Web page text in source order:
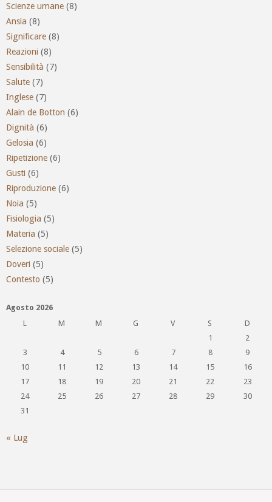
Scienze umane (8)
Ansia (8)
Significare (8)
Reazioni (8)
Sensibilità (7)
Salute (7)
Inglese (7)
Alain de Botton (6)
Dignità (6)
Gelosia (6)
Ripetizione (6)
Gusti (6)
Riproduzione (6)
Noia (5)
Fisiologia (5)
Materia (5)
Selezione sociale (5)
Doveri (5)
Contesto (5)
Agosto 2026
L
M M G V S
D
1
2
3
4 5 6 7 8
9
10
11 12 13 14 15
16
17
18 19 20 21 22
23
24
25 26 27 28 29
30
31
« Lug